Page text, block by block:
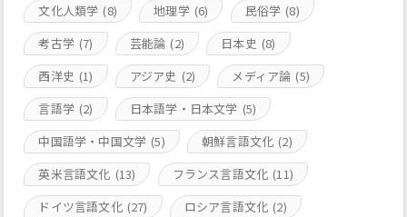
文化人類学 (8) 地理学 (6) 民俗学 (8)
考古学 (7) 芸能論 (2) 日本史 (8)
西洋史 (1) アジア史 (2) メディア論 (5)
言語学 (2) 日本語学・日本文学 (5)
中国語学・中国文学 (5) 朝鮮言語文化 (2)
英米言語文化 (13) フランス言語文化 (11)
ドイツ言語文化 (27) ロシア言語文化 (2)